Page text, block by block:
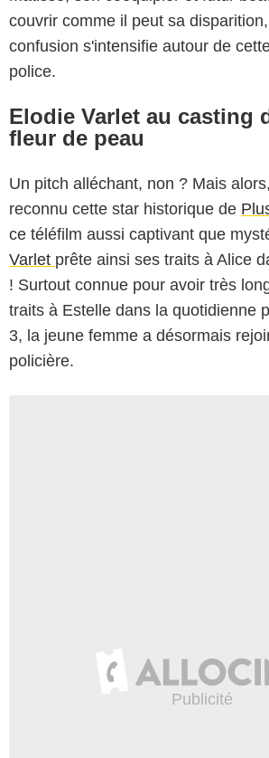
couvrir comme il peut sa
confusion s'intensifie autour de
police.
Elodie Varlet au casting
fleur de peau
Un pitch alléchant, non ? Mais
reconnu cette star historique de
ce téléfilm aussi captivant que
Varlet prête ainsi ses traits à Alice
! Surtout connue pour avoir très
traits à Estelle dans la quotidienne
3, la jeune femme a désormais
policière.